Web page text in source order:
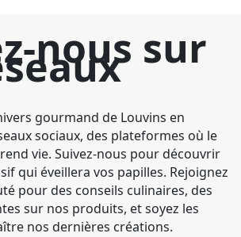
nous sur
gourmand de Louvins en
sociaux, des plateformes où le
vie. Suivez-nous pour découvrir
qui éveillera vos papilles. Rejoignez
pour des conseils culinaires, des
sur nos produits, et soyez les
nos dernières créations.